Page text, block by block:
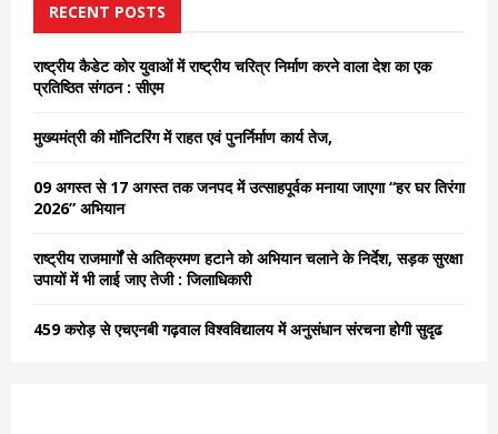
f
o
r
RECENT POSTS
राष्ट्रीय कैडेट कोर युवाओं में राष्ट्रीय चरित्र निर्माण करने वाला देश का एक
प्रतिष्ठित संगठन : सीएम
मुख्यमंत्री की मॉनिटरिंग में राहत एवं पुनर्निर्माण कार्य तेज,
09 अगस्त से 17 अगस्त तक जनपद में उत्साहपूर्वक मनाया जाएगा “हर घर तिरंगा
2026” अभियान
राष्ट्रीय राजमार्गों से अतिक्रमण हटाने को अभियान चलाने के निर्देश, सड़क सुरक्षा
उपायों में भी लाई जाए तेजी : जिलाधिकारी
459 करोड़ से एचएनबी गढ़वाल विश्वविद्यालय में अनुसंधान संरचना होगी सुदृढ